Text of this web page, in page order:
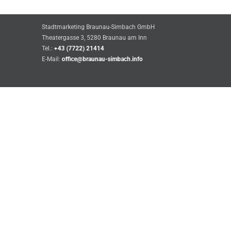
Stadtmarketing Braunau-Simbach GmbH
Theatergasse 3, 5280 Braunau am Inn
Tel.: +43 (7722) 21414
E-Mail: office@braunau-simbach.info